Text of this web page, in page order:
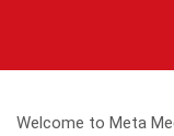
Welcome to Meta